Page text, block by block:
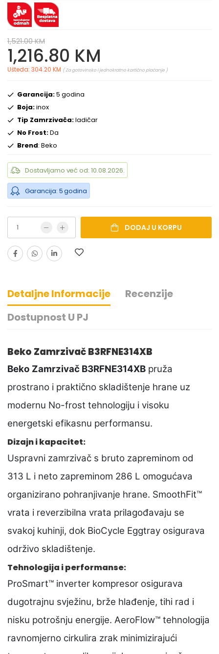
1,521.00 KM
1,216.80 KM
Ušteda: 304.20 KM ( Za gotovinsko i jednokratno kartično plaćanje )
Garancija:5 godina
Boja:inox
Tip Zamrzivača:ladičar
No Frost:Da
Brend: Beko
Dostavljamo već od: 10.08.2026.
Garancija: 5 godina
DODAJ U KORPU
Detaljne Informacije
Recenzije
Dostupnost U PJ
Beko Zamrzivač B3RFNE314XB
Beko Zamrzivač B3RFNE314XB pruža
prostrano i praktično skladištenje hrane uz
modernu No-frost tehnologiju i visoku
energetski efikasnu performansu.
Dizajn i kapacitet:
Uspravni zamrzivač s bruto zapreminom od
313 L i neto zapreminom 286 L omogućava
organizirano pohranjivanje hrane. SmoothFit™
vrata i reverzibilna vrata prilagođavaju se
svakoj kuhinji, dok BioCycle Eggtray osigurava
održivo skladištenje.
Tehnologija i performanse:
ProSmart™ inverter kompresor osigurava
dugotrajnu svježinu, brže hlađenje, tihi rad i
nisku potrošnju energije. AeroFlow™ tehnologija
ravnomjerno cirkulira zrak minimizirajući